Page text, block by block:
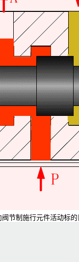
节制施行元件活动标的